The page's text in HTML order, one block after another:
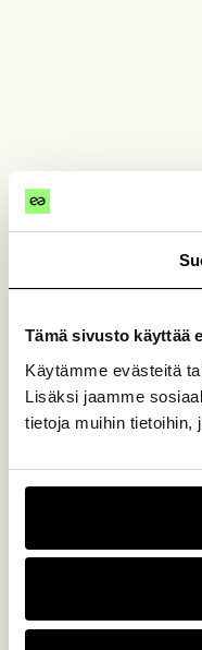
Tämä sivusto käyttää
Käytämme evästeitä
Lisäksi jaamme
tietoja muihin tietoihin,